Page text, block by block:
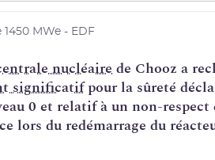
1450 MWe - EDF
nucléairede Chooz a
significatifpour la sûreté
0 et relatif à un non-respect
lors du redémarrage du